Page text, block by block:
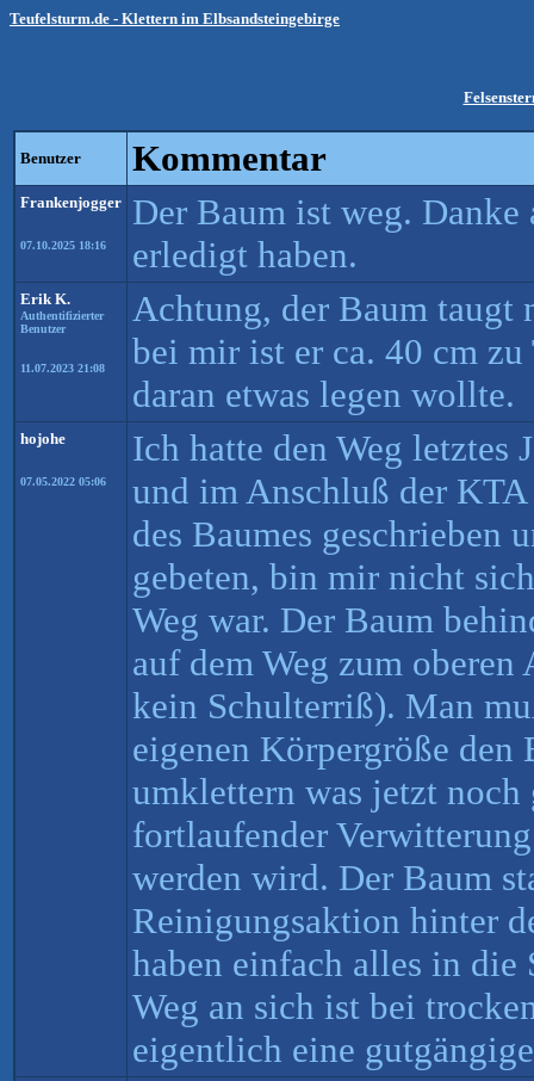
Teufelsturm.de - Klettern im Elbsandsteingebirge
Benutzer Kommentar
Frankenjogger
07.10.2025 18:16
Der Baum ist weg.
erledigt haben.
Erik K.
Authentifizierter
Benutzer
11.07.2023 21:08
Achtung, der Baum taugt
bei mir ist er ca. 40 cm
daran etwas legen wollte.
hojohe
07.05.2022 05:06
Ich hatte den Weg letztes
und im Anschluß der
des Baumes geschrieben
gebeten, bin mir nicht
Weg war. Der Baum
auf dem Weg zum
kein Schulterriß). Man
eigenen Körpergröße den
umklettern was jetzt
fortlaufender
werden wird. Der Baum
Reinigungsaktion hinter
haben einfach alles in die
Weg an sich ist bei
eigentlich eine